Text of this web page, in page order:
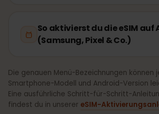
So aktivierst du die eSIM auf
(Samsung, Pixel & Co.)
Die genauen Menü-Bezeichnungen können
Smartphone-Modell und Android-Version
Eine ausführliche Schritt-für-Schritt-
findest du in unserer eSIM-